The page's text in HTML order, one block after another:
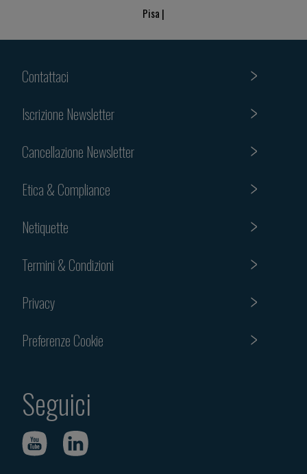
Pisa |
Contattaci
Iscrizione Newsletter
Cancellazione Newsletter
Etica & Compliance
Netiquette
Termini & Condizioni
Privacy
Preferenze Cookie
Seguici